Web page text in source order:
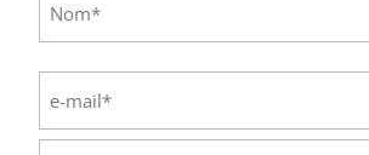
mail(Nécessaire)
Saisissez